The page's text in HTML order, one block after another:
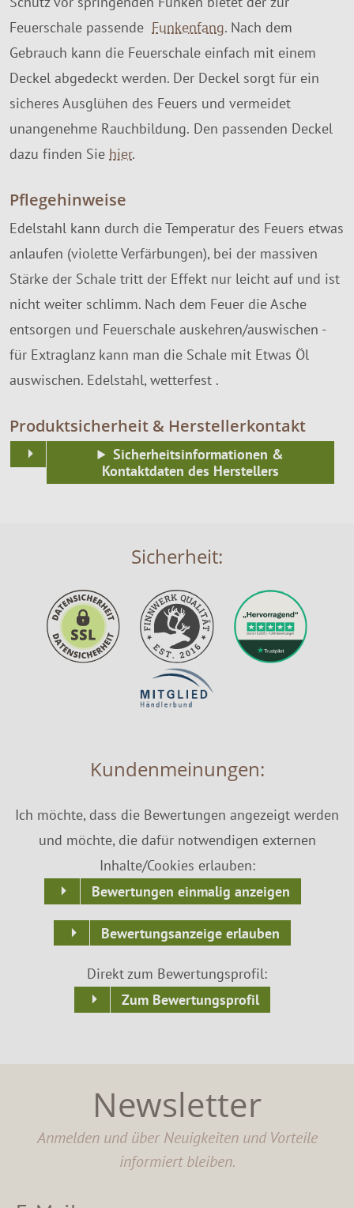
Feuerschale passende Funkenfang. Nach dem
Gebrauch kann die Feuerschale einfach mit einem
Deckel abgedeckt werden. Der Deckel sorgt für ein
sicheres Ausglühen des Feuers und vermeidet
unangenehme Rauchbildung. Den passenden Deckel
dazu finden Sie hier.
Pflegehinweise
Edelstahl kann durch die Temperatur des Feuers etwas
anlaufen (violette Verfärbungen), bei der massiven
Stärke der Schale tritt der Effekt nur leicht auf und ist
nicht weiter schlimm. Nach dem Feuer die Asche
entsorgen und Feuerschale auskehren/auswischen -
für Extraglanz kann man die Schale mit Etwas Öl
auswischen. Edelstahl, wetterfest .
Produktsicherheit & Herstellerkontakt
Sicherheitsinformationen &
Kontaktdaten des Herstellers
Sicherheit:
Kundenmeinungen:
Ich möchte, dass die Bewertungen angezeigt werden
und möchte, die dafür notwendigen externen
Inhalte/Cookies erlauben:
Bewertungen einmalig anzeigen
Bewertungsanzeige erlauben
Direkt zum Bewertungsprofil:
Zum Bewertungsprofil
Newsletter
Anmelden und über Neuigkeiten und Vorteile
informiert bleiben.